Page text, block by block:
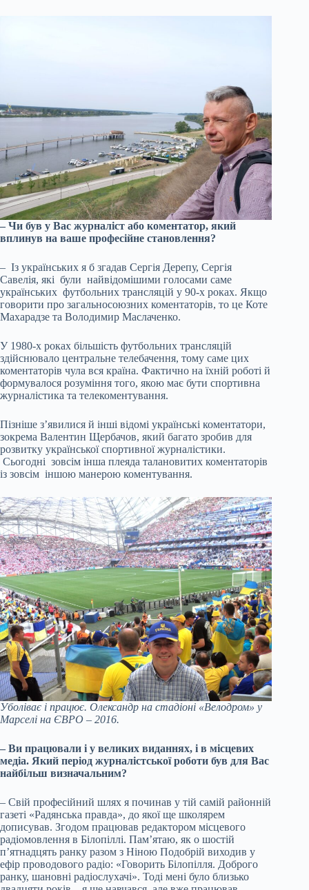
– Чи був у Вас журналіст або коментатор, який
вплинув на ваше професійне становлення?
– Із українських я б згадав Сергія Дерепу, Сергія
Савелія, які були найвідомішими голосами саме
українських футбольних трансляцій у 90-х роках. Якщо
говорити про загальносоюзних коментаторів, то це Коте
Махарадзе та Володимир Маслаченко.
У 1980-х роках більшість футбольних трансляцій
здійснювало центральне телебачення, тому саме цих
коментаторів чула вся країна. Фактично на їхній роботі й
формувалося розуміння того, якою має бути спортивна
журналістика та телекоментування.
Пізніше з’явилися й інші відомі українські коментатори,
зокрема Валентин Щербачов, який багато зробив для
розвитку української спортивної журналістики.
Сьогодні зовсім інша плеяда талановитих коментаторів
із зовсім іншою манерою коментування.
Уболіває і працює. Олександр на стадіоні «Велодром» у
Марселі на ЄВРО – 2016.
– Ви працювали і у великих виданнях, і в місцевих
медіа. Який період журналістської роботи був для Вас
найбільш визначальним?
– Свій професійний шлях я починав у тій самій районній
газеті «Радянська правда», до якої ще школярем
дописував. Згодом працював редактором місцевого
радіомовлення в Білопіллі. Пам’ятаю, як о шостій
п’ятнадцять ранку разом з Ніною Подобрій виходив у
ефір проводового радіо: «Говорить Білопілля. Доброго
ранку, шановні радіослухачі». Тоді мені було близько